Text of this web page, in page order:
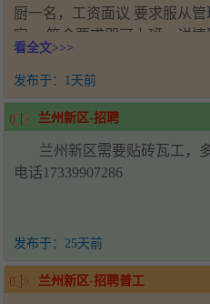
厨一名，工资面议 要求服从
宿， 符合要求即可上班，详情
看全文>>>
发布于： 1天前
兰州新区-招聘
兰州新区需要贴砖瓦工，
电话17339907286
发布于： 25天前
兰州新区-招聘普工